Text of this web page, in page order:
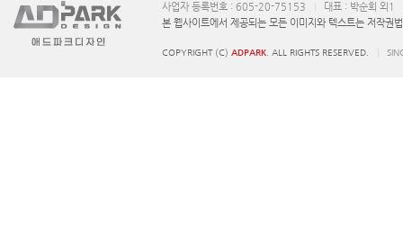
사업자 등록번호 : 605-20-75153
대표 : 박순희 외1
본 웹사이트에서 제공되는 모든 이미지와 텍스트는 저작권
COPYRIGHT (C) ADPARK . ALL RIGHTS RESERVED.